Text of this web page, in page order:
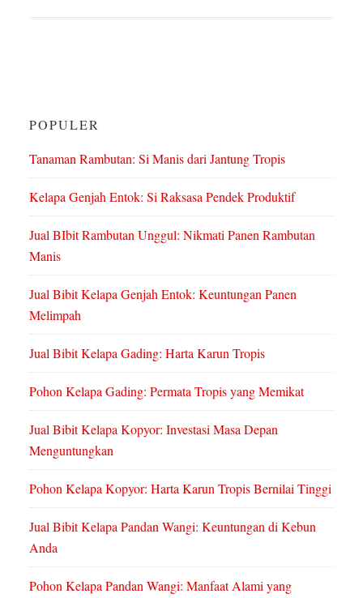
POPULER
Tanaman Rambutan: Si Manis dari Jantung Tropis
Kelapa Genjah Entok: Si Raksasa Pendek Produktif
Jual BIbit Rambutan Unggul: Nikmati Panen Rambutan
Manis
Jual Bibit Kelapa Genjah Entok: Keuntungan Panen
Melimpah
Jual Bibit Kelapa Gading: Harta Karun Tropis
Pohon Kelapa Gading: Permata Tropis yang Memikat
Jual Bibit Kelapa Kopyor: Investasi Masa Depan
Menguntungkan
Pohon Kelapa Kopyor: Harta Karun Tropis Bernilai Tinggi
Jual Bibit Kelapa Pandan Wangi: Keuntungan di Kebun
Anda
Pohon Kelapa Pandan Wangi: Manfaat Alami yang